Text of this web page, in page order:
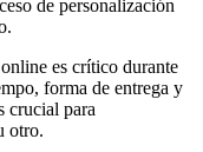
de personalización
es crítico durante
forma de entrega y
crucial para
otro.